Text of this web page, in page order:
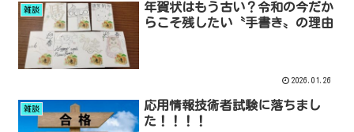
雑談
年賀状はもう古い？令和の今だか
らこそ残したい〝手書き〟の理由
2026.01.26
雑談
応用情報技術者試験に落ちまし
た！！！！